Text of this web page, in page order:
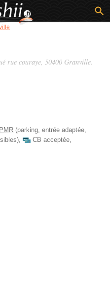
rue couraye, 50400 Granville.
PMR (parking, entrée adaptée,
, CB acceptée,